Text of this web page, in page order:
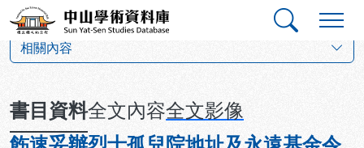
跳到主要內容
中山學術資料庫
相關內容
書目資料全文內容全文影像